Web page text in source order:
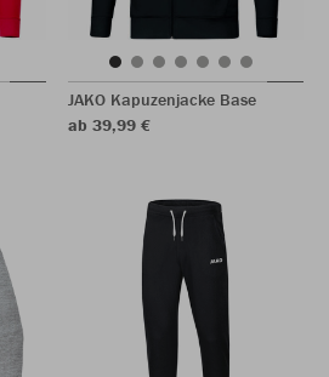
JAKO Kapuzenjacke Base
ab 39,99 €